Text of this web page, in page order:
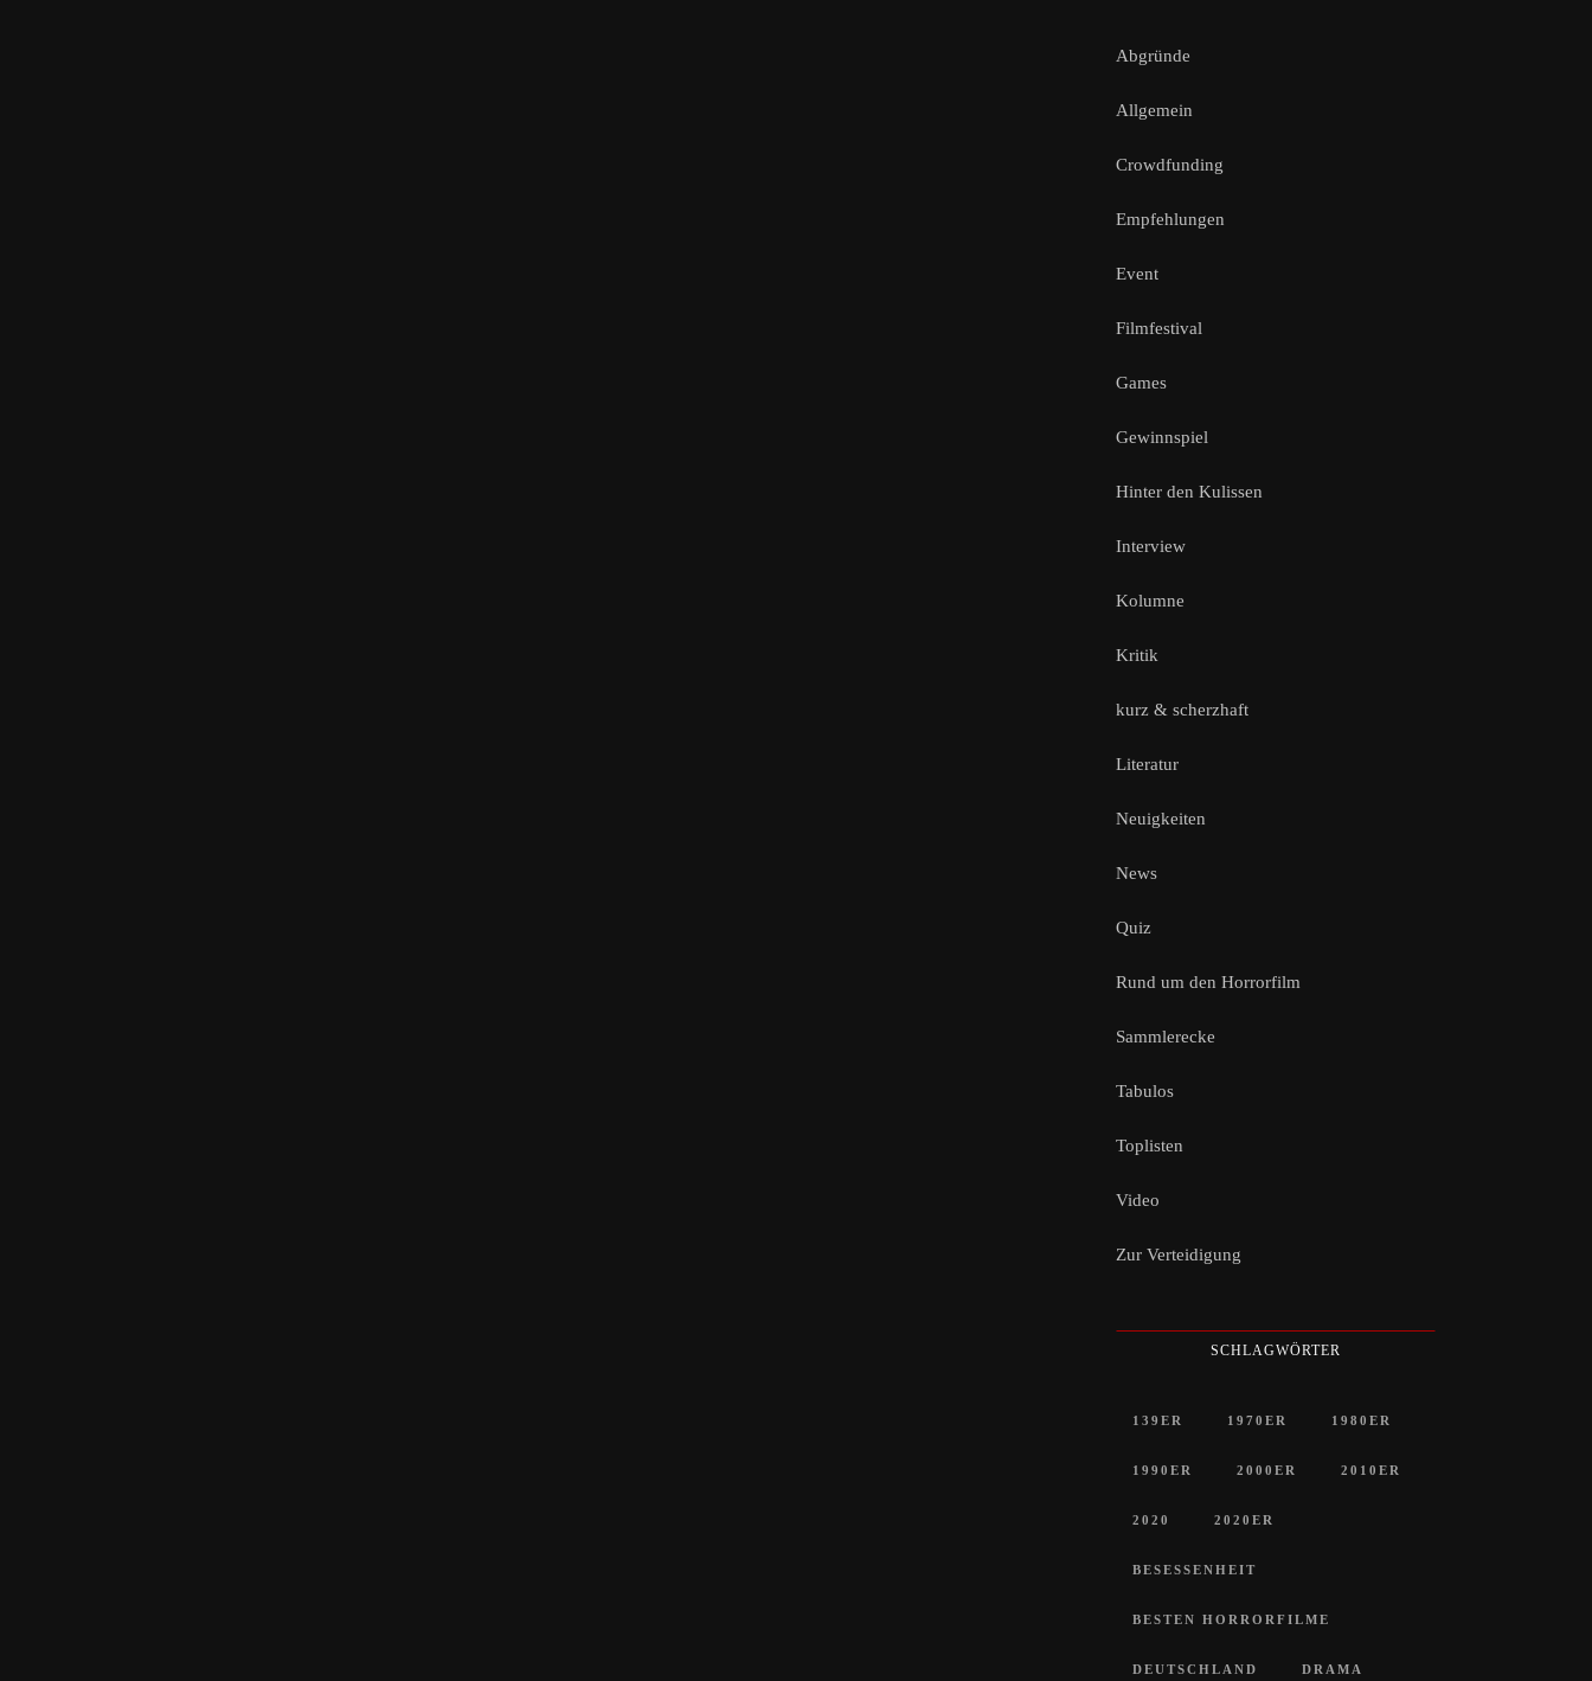
Abgründe
Allgemein
Crowdfunding
Empfehlungen
Event
Filmfestival
Games
Gewinnspiel
Hinter den Kulissen
Interview
Kolumne
Kritik
kurz & scherzhaft
Literatur
Neuigkeiten
News
Quiz
Rund um den Horrorfilm
Sammlerecke
Tabulos
Toplisten
Video
Zur Verteidigung
SCHLAGWÖRTER
139ER 1970ER 1980ER
1990ER 2000ER 2010ER
2020 2020ER
BESESSENHEIT
BESTEN HORRORFILME
DEUTSCHLAND DRAMA